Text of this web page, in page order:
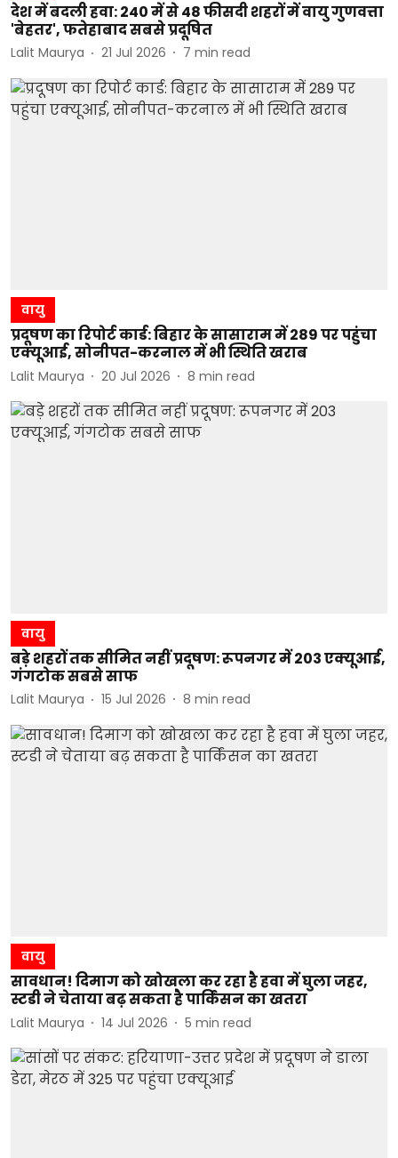
देश में बदली हवा: 240 में से 48 फीसदी शहरों में वायु गुणवत्ता
'बेहतर', फतेहाबाद सबसे प्रदूषित
Lalit Maurya 21 Jul 2026 7 min read
वायु
प्रदूषण का रिपोर्ट कार्ड: बिहार के सासाराम में 289 पर पहुंचा
एक्यूआई, सोनीपत-करनाल में भी स्थिति खराब
Lalit Maurya 20 Jul 2026 8 min read
वायु
बड़े शहरों तक सीमित नहीं प्रदूषण: रूपनगर में 203 एक्यूआई,
गंगटोक सबसे साफ
Lalit Maurya 15 Jul 2026 8 min read
वायु
सावधान! दिमाग को खोखला कर रहा है हवा में घुला जहर,
स्टडी ने चेताया बढ़ सकता है पार्किंसन का खतरा
Lalit Maurya 14 Jul 2026 5 min read